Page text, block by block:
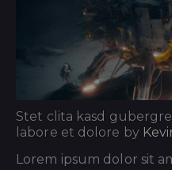
Stet clita kasd
labore et dolore by
Lorem ipsum dolor sit